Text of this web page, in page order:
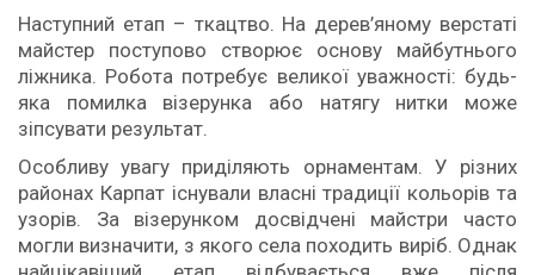
Наступний етап – ткацтво. На дерев’яному верстаті
майстер поступово створює основу майбутнього
ліжника. Робота потребує великої уважності: будь-
яка помилка візерунка або натягу нитки може
зіпсувати результат.
Особливу увагу приділяють орнаментам. У різних
районах Карпат існували власні традиції кольорів та
узорів. За візерунком досвідчені майстри часто
могли визначити, з якого села походить виріб. Однак